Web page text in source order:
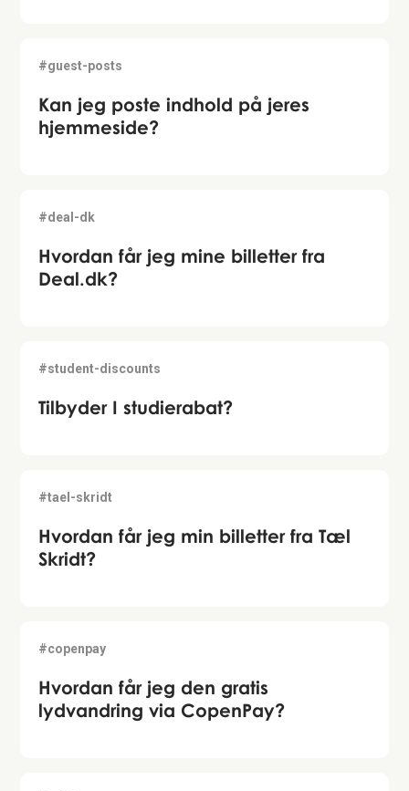
#guest-posts
Kan jeg poste indhold på jeres
hjemmeside?
#deal-dk
Hvordan får jeg mine billetter fra
Deal.dk?
#student-discounts
Tilbyder I studierabat?
#tael-skridt
Hvordan får jeg min billetter fra Tæl
Skridt?
#copenpay
Hvordan får jeg den gratis
lydvandring via CopenPay?